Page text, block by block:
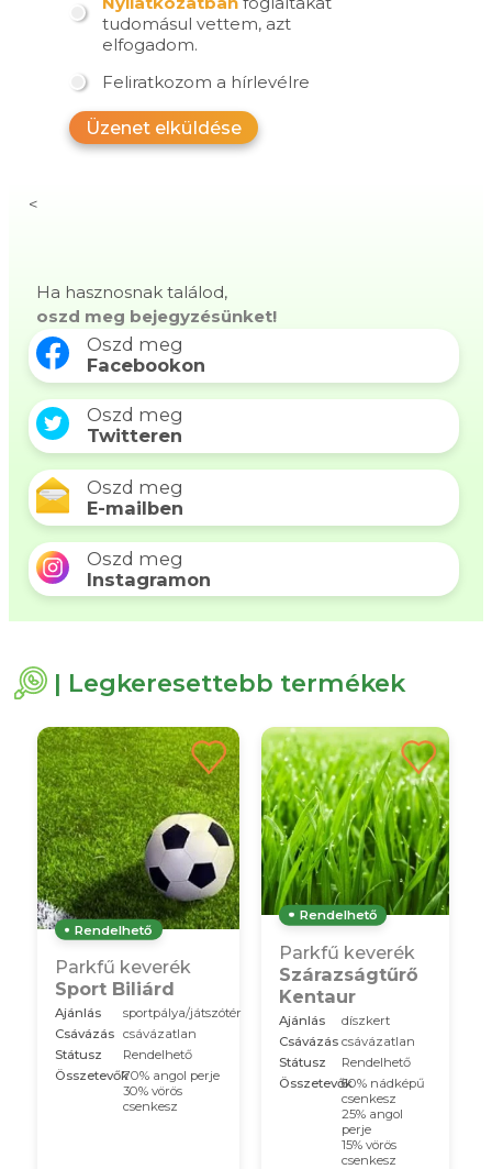
tudomásul vettem, azt
elfogadom.
Feliratkozom a hírlevélre
Üzenet elküldése
<
Ha hasznosnak találod,
oszd meg bejegyzésünket!
Oszd meg
Facebookon
Oszd meg
Twitteren
Oszd meg
E-mailben
Oszd meg
Instagramon
| Legkeresettebb termékek
Rendelhető
Parkfű keverék
Sport Biliárd
Ajánlás
sportpálya/játszótér
Csávázás csávázatlan
Státusz
Rendelhető
Összetevők70% angol perje
30% vörös
csenkesz
Rendelhető
Parkfű keverék
Szárazságtűrő
Kentaur
Ajánlás
díszkert
Csávázás csávázatlan
Státusz
Rendelhető
Összetevők60% nádképű
csenkesz
25% angol
perje
15% vörös
csenkesz